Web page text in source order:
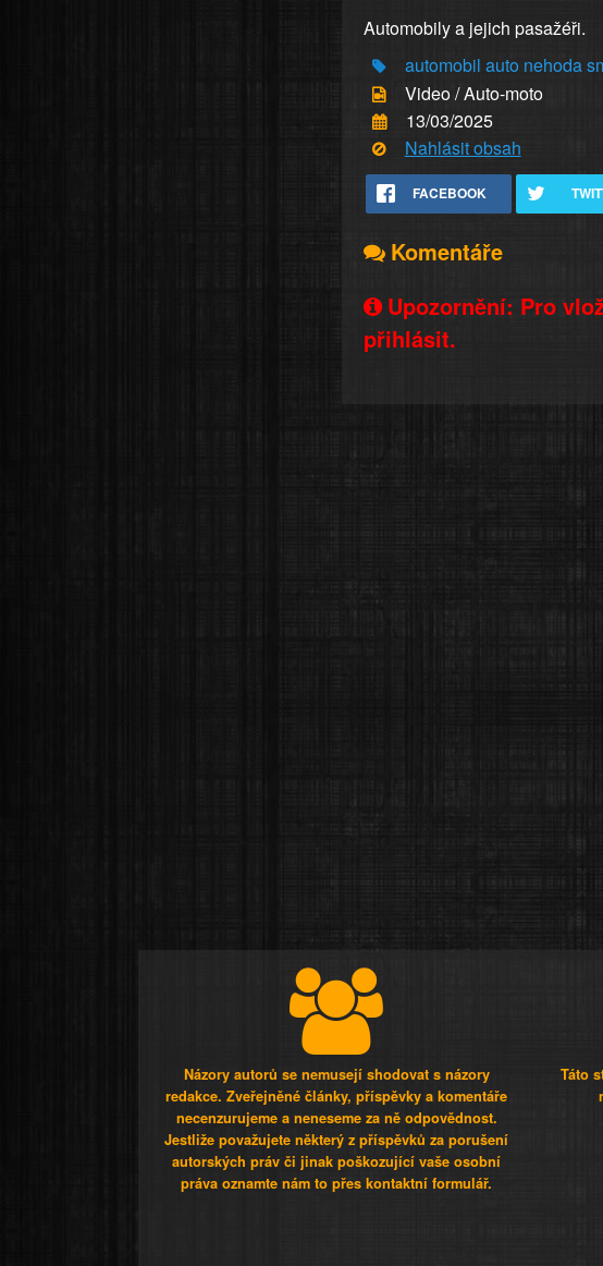
Automobily a jejich pasažéři.
automobil auto nehoda
Video / Auto-moto
13/03/2025
Nahlásit obsah
FACEBOOK
Komentáře
Upozornění: Pro
přihlásit.
Názory autorů se nemusejí shodovat s názory
redakce. Zveřejněné články, příspěvky a komentáře
necenzurujeme a neneseme za ně odpovědnost.
Jestliže považujete některý z příspěvků za porušení
autorských práv či jinak poškozující vaše osobní
práva oznamte nám to přes kontaktní formulář.
Táto